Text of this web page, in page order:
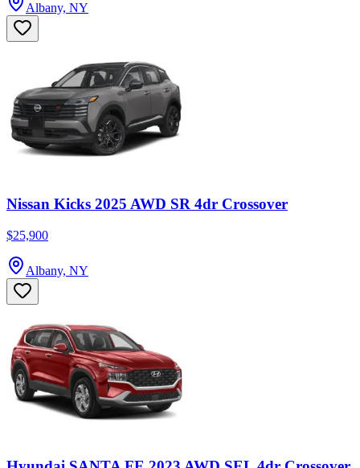
Albany, NY
Nissan Kicks 2025 AWD SR 4dr Crossover
$25,900
Albany, NY